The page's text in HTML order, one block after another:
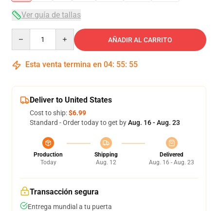
Ver guía de tallas
AÑADIR AL CARRITO
Esta venta termina en 04: 55: 54
Deliver to United States
Cost to ship:$6.99
Standard - Order today to get byAug. 16 - Aug. 23
Production
Today
Shipping
Aug. 12
Delivered
Aug. 16 - Aug. 23
Transacción segura
Entrega mundial a tu puerta